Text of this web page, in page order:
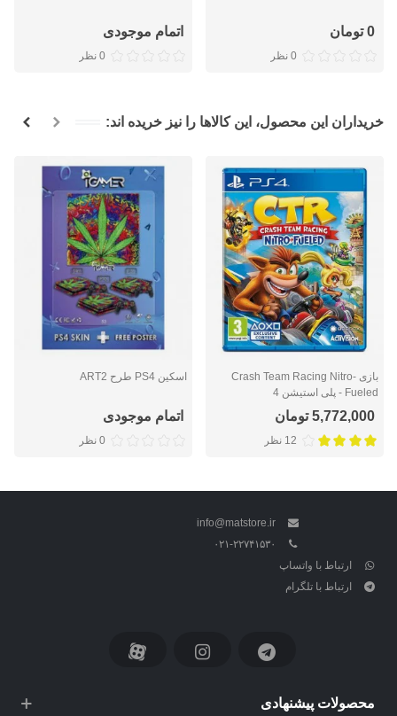
0 تومان
0 نظر
اتمام موجودی
0 نظر
خریداران این محصول، این کالاها را نیز خریده اند:
بازی Crash Team Racing Nitro-
Fueled - پلی استیشن 4
5,772,000 تومان
12 نظر
اسکین PS4 طرح ART2
اتمام موجودی
0 نظر
info@matstore.ir
۰۲۱-۲۲۷۴۱۵۳۰
ارتباط با واتساپ
ارتباط با تلگرام
محصولات پیشنهادی